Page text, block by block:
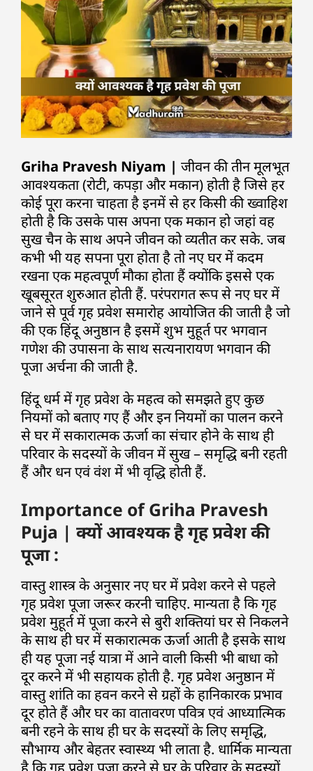
Griha Pravesh Niyam | जीवन की तीन मूलभूत
आवश्यकता (रोटी, कपड़ा और मकान) होती है जिसे हर
कोई पूरा करना चाहता है इनमें से हर किसी की ख्वाहिश
होती है कि उसके पास अपना एक मकान हो जहां वह
सुख चैन के साथ अपने जीवन को व्यतीत कर सके. जब
कभी भी यह सपना पूरा होता है तो नए घर में कदम
रखना एक महत्वपूर्ण मौका होता हैं क्योंकि इससे एक
खूबसूरत शुरुआत होती हैं. परंपरागत रूप से नए घर में
जाने से पूर्व गृह प्रवेश समारोह आयोजित की जाती है जो
की एक हिंदू अनुष्ठान है इसमें शुभ मुहूर्त पर भगवान
गणेश की उपासना के साथ सत्यनारायण भगवान की
पूजा अर्चना की जाती है.
हिंदू धर्म में गृह प्रवेश के महत्व को समझते हुए कुछ
नियमों को बताए गए हैं और इन नियमों का पालन करने
से घर में सकारात्मक ऊर्जा का संचार होने के साथ ही
परिवार के सदस्यों के जीवन में सुख – समृद्धि बनी रहती
हैं और धन एवं वंश में भी वृद्धि होती हैं.
Importance of Griha Pravesh
Puja | क्यों आवश्यक है गृह प्रवेश की
पूजा :
वास्तु शास्त्र के अनुसार नए घर में प्रवेश करने से पहले
गृह प्रवेश पूजा जरूर करनी चाहिए. मान्यता है कि गृह
प्रवेश मुहूर्त में पूजा करने से बुरी शक्तियां घर से निकलने
के साथ ही घर में सकारात्मक ऊर्जा आती है इसके साथ
ही यह पूजा नई यात्रा में आने वाली किसी भी बाधा को
दूर करने में भी सहायक होती है. गृह प्रवेश अनुष्ठान में
वास्तु शांति का हवन करने से ग्रहों के हानिकारक प्रभाव
दूर होते हैं और घर का वातावरण पवित्र एवं आध्यात्मिक
बनी रहने के साथ ही घर के सदस्यों के लिए समृद्धि,
सौभाग्य और बेहतर स्वास्थ्य भी लाता है. धार्मिक मान्यता
है कि गृह प्रवेश पूजा करने से घर के परिवार के सदस्यों